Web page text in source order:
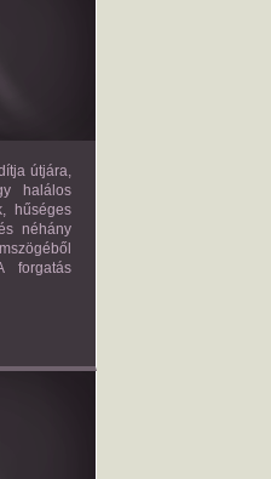
útjára,
halálos
hűséges
néhány
forgatás